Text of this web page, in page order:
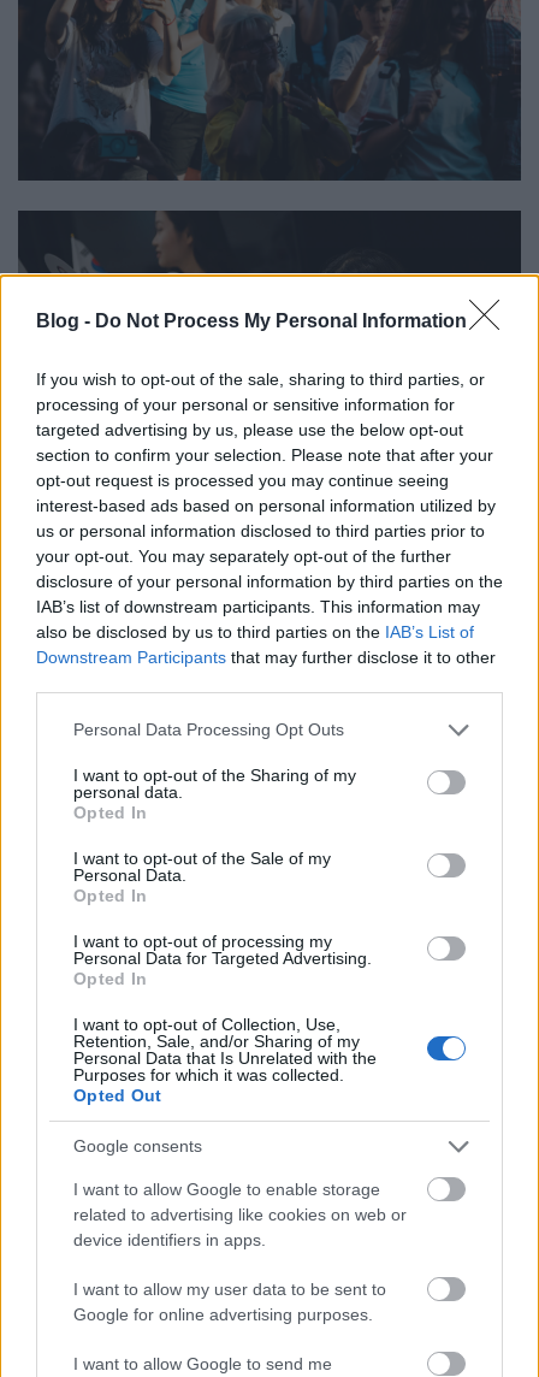
Blog - Do Not Process My Personal Information
If you wish to opt-out of the sale, sharing to third parties, or
processing of your personal or sensitive information for
targeted advertising by us, please use the below opt-out
section to confirm your selection. Please note that after your
opt-out request is processed you may continue seeing
interest-based ads based on personal information utilized by
us or personal information disclosed to third parties prior to
your opt-out. You may separately opt-out of the further
disclosure of your personal information by third parties on the
IAB’s list of downstream participants. This information may
also be disclosed by us to third parties on the IAB’s List of
Downstream Participants that may further disclose it to other
Please note that this website/app uses one or more Google
not limited to your visit or usage behaviour. You may click to
grant or deny consent to Google and its third-party tags to
use your data for below specified purposes in below Google
consent section.
Personal Data Processing Opt Outs
I want to opt-out of the Sharing of my
personal data.
Opted In
I want to opt-out of the Sale of my
Personal Data.
Opted In
I want to opt-out of processing my
Personal Data for Targeted Advertising.
Opted In
I want to opt-out of Collection, Use,
Retention, Sale, and/or Sharing of my
Personal Data that Is Unrelated with the
Purposes for which it was collected.
Opted Out
Google consents
I want to allow Google to enable storage
related to advertising like cookies on web or
device identifiers in apps.
I want to allow my user data to be sent to
Google for online advertising purposes.
I want to allow Google to send me